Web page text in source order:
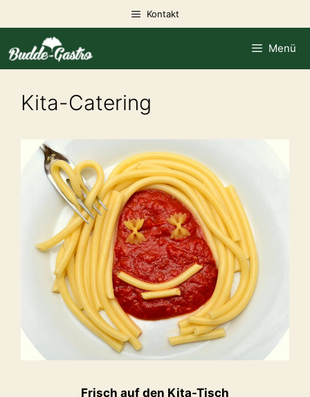
Inhalt
springen
Kontakt
Menü
Kita-Catering
Frisch auf den Kita-Tisch